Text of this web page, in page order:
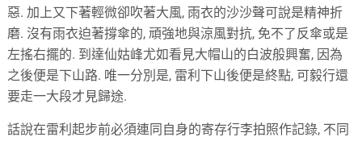
惡. 加上又下著輕微卻吹著大風, 雨衣的沙沙聲可說是精神折
磨. 沒有雨衣迫著撐傘的, 頑強地與涼風對抗, 免不了反傘或是
左搖右擺的. 到達仙姑峰尤如看見大帽山的白波般興奮, 因為
之後便是下山路. 唯一分別是, 雷利下山後便是終點, 可毅行還
要走一大段才見歸途.
話說在雷利起步前必須連同自身的寄存行李拍照作記錄, 不同